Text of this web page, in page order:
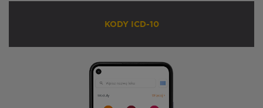
KODY ICD-10